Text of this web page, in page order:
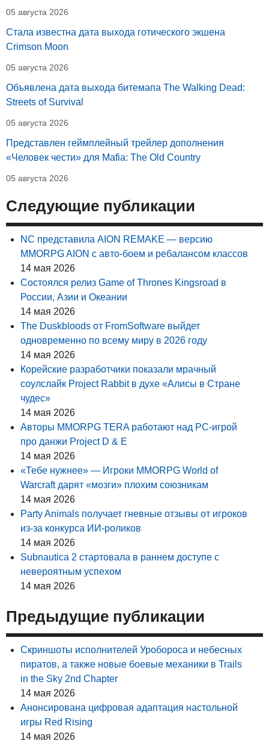
05 августа 2026
Стала известна дата выхода готического экшена
Crimson Moon
05 августа 2026
Объявлена дата выхода битемапа The Walking Dead:
Streets of Survival
05 августа 2026
Представлен геймплейный трейлер дополнения
«Человек чести» для Mafia: The Old Country
05 августа 2026
Следующие публикации
NC представила AION REMAKE — версию
MMORPG AION с авто-боем и ребалансом классов
14 мая 2026
Состоялся релиз Game of Thrones Kingsroad в
России, Азии и Океании
14 мая 2026
The Duskbloods от FromSoftware выйдет
одновременно по всему миру в 2026 году
14 мая 2026
Корейские разработчики показали мрачный
соулслайк Project Rabbit в духе «Алисы в Стране
чудес»
14 мая 2026
Авторы MMORPG TERA работают над PC-игрой
про данжи Project D & E
14 мая 2026
«Тебе нужнее» — Игроки MMORPG World of
Warcraft дарят «мозги» плохим союзникам
14 мая 2026
Party Animals получает гневные отзывы от игроков
из-за конкурса ИИ-роликов
14 мая 2026
Subnautica 2 стартовала в раннем доступе с
невероятным успехом
14 мая 2026
Предыдущие публикации
Скриншоты исполнителей Уробороса и небесных
пиратов, а также новые боевые механики в Trails
in the Sky 2nd Chapter
14 мая 2026
Анонсирована цифровая адаптация настольной
игры Red Rising
14 мая 2026